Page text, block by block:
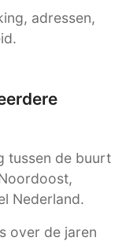
adressen,
tussen de buurt
Nederland.
over de jaren